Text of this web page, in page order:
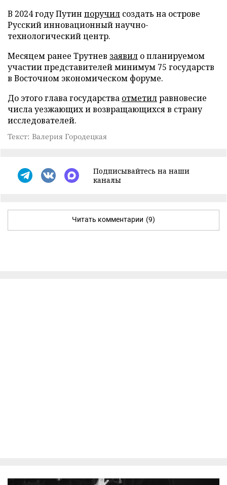
В 2024 году Путин поручил создать на острове
Русский инновационный научно-
технологический центр.
Месяцем ранее Трутнев заявил о планируемом
участии представителей минимум 75 государств
в Восточном экономическом форуме.
До этого глава государства отметилравновесие
числа уезжающих и возвращающихся в страну
исследователей.
Текст: Валерия Городецкая
Подписывайтесь на наши
каналы
Читать комментарии (9)